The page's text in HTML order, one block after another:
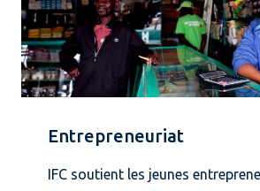
Entrepreneuriat
IFC soutient les jeunes